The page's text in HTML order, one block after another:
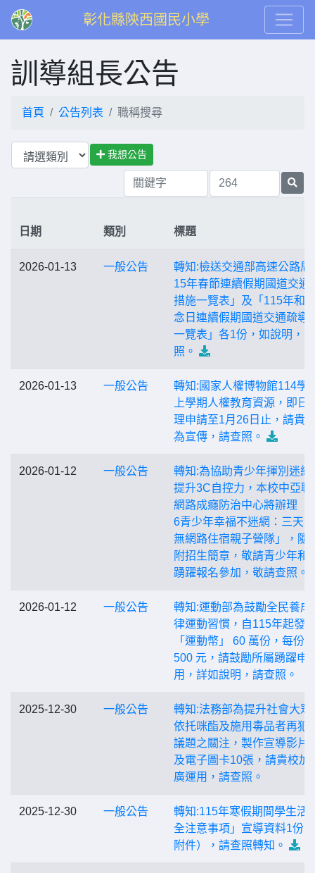
彰化縣陝西國民小學
訓導組長公告
首頁 公告列表 職稱搜尋
我想公告
日期 類別 標題
2026-01-13 一般公告
轉知:檢送交通部高速公路局
15年春節連續假期國道交通
措施一覽表」及「115年和
念日連續假期國道交通疏導
一覽表」各1份，如說明，
照。
2026-01-13 一般公告
轉知:國家人權博物館114學
上學期人權教育資源，即日
理申請至1月26日止，請貴
為宣傳，請查照。
2026-01-12 一般公告
轉知:為協助青少年揮別迷網
提升3C自控力，本校中亞聯
網路成癮防治中心將辦理「
6青少年幸福不迷網：三天
無網路住宿親子營隊」，隨
附招生簡章，敬請青少年和
踴躍報名參加，敬請查照。
2026-01-12 一般公告
轉知:運動部為鼓勵全民養成
律運動習慣，自115年起發
「運動幣」 60 萬份，每份
500 元，請鼓勵所屬踴躍申
用，詳如說明，請查照。
2025-12-30 一般公告
轉知:法務部為提升社會大眾
依托咪酯及施用毒品者再犯
議題之關注，製作宣導影片
及電子圖卡10張，請貴校加
廣運用，請查照。
2025-12-30 一般公告
轉知:115年寒假期間學生活
全注意事項」宣導資料1份
附件），請查照轉知。